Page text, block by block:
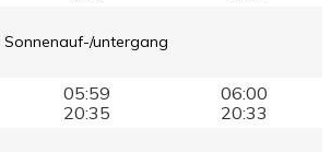
Sonnenauf-/untergang
05:59
20:35
06:00
20:33